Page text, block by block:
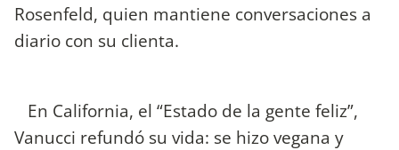
Rosenfeld, quien mantiene conversaciones a
diario con su clienta.
En California, el “Estado de la gente feliz”,
Vanucci refundó su vida: se hizo vegana y